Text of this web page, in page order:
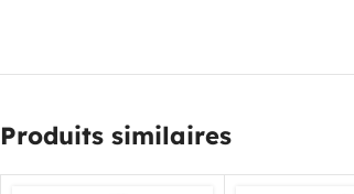
Produits similaires